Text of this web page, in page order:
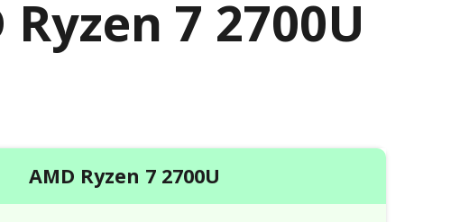
7 2700U
AMD Ryzen 7 2700U